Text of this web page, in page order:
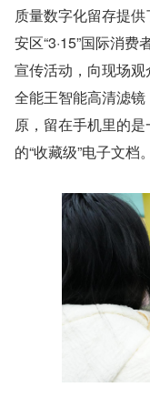
质量数字化留存提
安区“3·15”国际消
宣传活动，向现场
全能王智能高清滤
原，留在手机里的
的“收藏级”电子文档。